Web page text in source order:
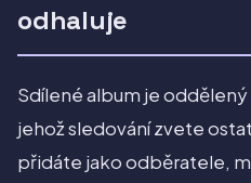
odhaluje
Sdílené album je
jehož sledování zvete
přidáte jako odběratele,